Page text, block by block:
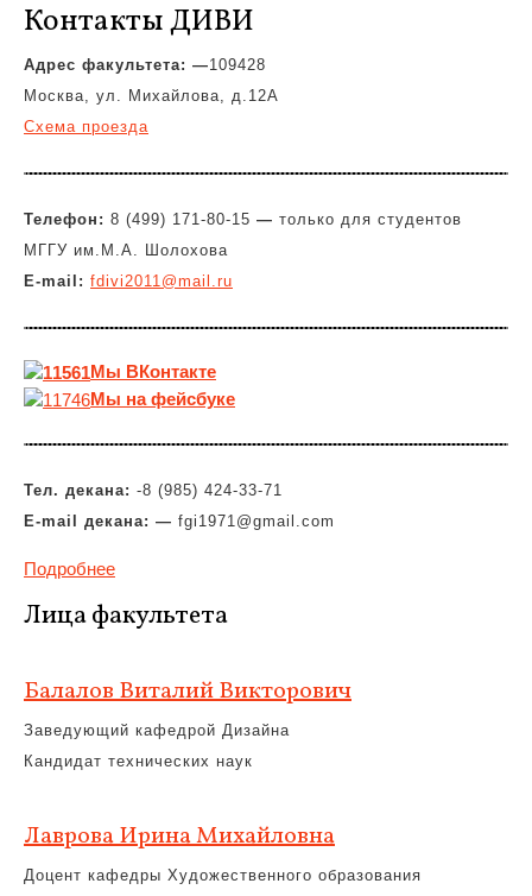
Контакты ДИВИ
Адрес факультета: —109428
Москва, ул. Михайлова, д.12А
Схема проезда
Телефон: 8 (499) 171-80-15 — только для студентов
МГГУ им.М.А. Шолохова
E-mail: fdivi2011@mail.ru
Мы ВКонтакте
Мы на фейсбуке
Тел. декана: -8 (985) 424-33-71
E-mail декана: — fgi1971@gmail.com
Подробнее
Лица факультета
Балалов Виталий Викторович
Заведующий кафедрой Дизайна
Кандидат технических наук
Лаврова Ирина Михайловна
Доцент кафедры Художественного образования